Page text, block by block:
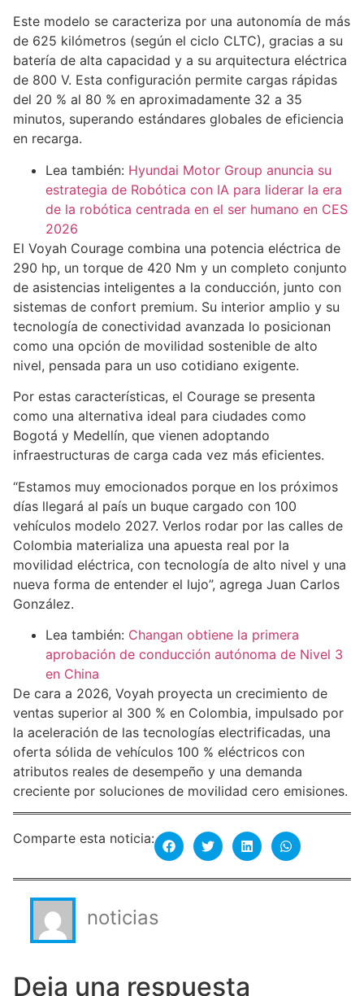
Este modelo se caracteriza por una autonomía de más
de 625 kilómetros (según el ciclo CLTC), gracias a su
batería de alta capacidad y a su arquitectura eléctrica
de 800 V. Esta configuración permite cargas rápidas
del 20 % al 80 % en aproximadamente 32 a 35
minutos, superando estándares globales de eficiencia
en recarga.
Lea también: Hyundai Motor Group anuncia su
estrategia de Robótica con IA para liderar la era
de la robótica centrada en el ser humano en CES
2026
El Voyah Courage combina una potencia eléctrica de
290 hp, un torque de 420 Nm y un completo conjunto
de asistencias inteligentes a la conducción, junto con
sistemas de confort premium. Su interior amplio y su
tecnología de conectividad avanzada lo posicionan
como una opción de movilidad sostenible de alto
nivel, pensada para un uso cotidiano exigente.
Por estas características, el Courage se presenta
como una alternativa ideal para ciudades como
Bogotá y Medellín, que vienen adoptando
infraestructuras de carga cada vez más eficientes.
“Estamos muy emocionados porque en los próximos
días llegará al país un buque cargado con 100
vehículos modelo 2027. Verlos rodar por las calles de
Colombia materializa una apuesta real por la
movilidad eléctrica, con tecnología de alto nivel y una
nueva forma de entender el lujo”, agrega Juan Carlos
González.
Lea también: Changan obtiene la primera
aprobación de conducción autónoma de Nivel 3
en China
De cara a 2026, Voyah proyecta un crecimiento de
ventas superior al 300 % en Colombia, impulsado por
la aceleración de las tecnologías electrificadas, una
oferta sólida de vehículos 100 % eléctricos con
atributos reales de desempeño y una demanda
creciente por soluciones de movilidad cero emisiones.
Comparte esta noticia:
noticias
Deja una respuesta